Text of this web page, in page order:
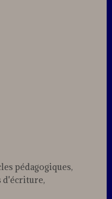
pédagogiques,
d'écriture,